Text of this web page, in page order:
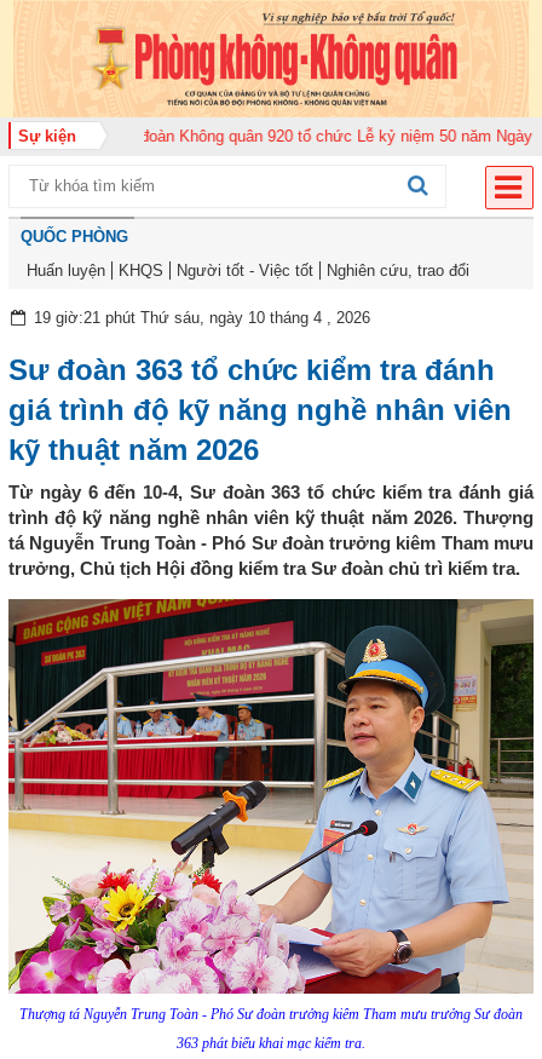
Sự kiệnTrung đoàn Không quân 920 tổ chức Lễ kỷ niệm 50 năm Ngày truyền
QUỐC PHÒNG
Huấn luyện
KHQS Người tốt - Việc tốt Nghiên cứu, trao đổi
19 giờ:21 phút Thứ sáu, ngày 10 tháng 4 , 2026
Sư đoàn 363 tổ chức kiểm tra đánh
giá trình độ kỹ năng nghề nhân viên
kỹ thuật năm 2026
Từ ngày 6 đến 10-4, Sư đoàn 363 tổ chức kiểm tra đánh giá
trình độ kỹ năng nghề nhân viên kỹ thuật năm 2026. Thượng
tá Nguyễn Trung Toàn - Phó Sư đoàn trưởng kiêm Tham mưu
trưởng, Chủ tịch Hội đồng kiểm tra Sư đoàn chủ trì kiểm tra.
Thượng tá Nguyễn Trung Toàn - Phó Sư đoàn trưởng kiêm Tham mưu trưởng Sư đoàn
363 phát biểu khai mạc kiểm tra.